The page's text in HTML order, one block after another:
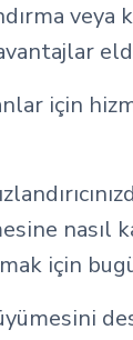
veya
için
nasıl
için